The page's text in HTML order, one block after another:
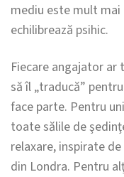
mediu este mult mai
echilibrează psihic.
Fiecare angajator ar
să îl „traducă”
face parte. Pentru
toate sălile de
relaxare, inspirate
din Londra. Pentru